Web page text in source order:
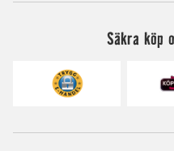
Säkra köp